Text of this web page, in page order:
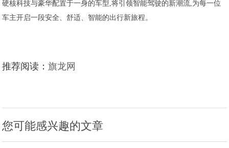
硬核科技与豪华配置于一身的车型,将引领智能驾驶的新潮流,为每一位
车主开启一段安全、舒适、智能的出行新旅程。
推荐阅读：旗龙网
您可能感兴趣的文章